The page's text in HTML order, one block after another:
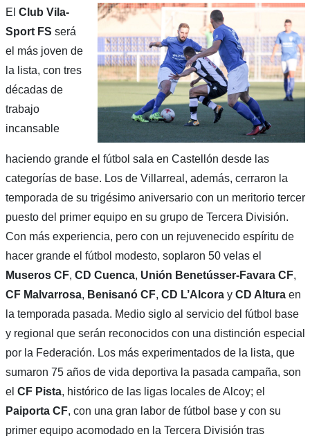
El Club Vila-
Sport FS será
el más joven de
la lista, con tres
décadas de
trabajo
incansable
haciendo grande el fútbol sala en Castellón desde las
categorías de base. Los de Villarreal, además, cerraron la
temporada de su trigésimo aniversario con un meritorio tercer
puesto del primer equipo en su grupo de Tercera División.
Con más experiencia, pero con un rejuvenecido espíritu de
hacer grande el fútbol modesto, soplaron 50 velas el
Museros CF, CD Cuenca, Unión Benetússer-Favara CF,
CF Malvarrosa, Benisanó CF, CD L’Alcoray CD Alturaen
la temporada pasada. Medio siglo al servicio del fútbol base
y regional que serán reconocidos con una distinción especial
por la Federación. Los más experimentados de la lista, que
sumaron 75 años de vida deportiva la pasada campaña, son
el CF Pista, histórico de las ligas locales de Alcoy; el
Paiporta CF, con una gran labor de fútbol base y con su
primer equipo acomodado en la Tercera División tras